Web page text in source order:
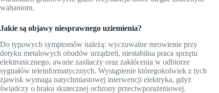
wahaniom.
Jakie są objawy niesprawnego uziemienia?
Do typowych symptomów należą: wyczuwalne mrowienie przy
dotyku metalowych obudów urządzeń, niestabilna praca sprzętu
elektronicznego, awarie zasilaczy oraz zakłócenia w odbiorze
sygnałów teleinformatycznych. Wystąpienie któregokolwiek z tych
zjawisk wymaga natychmiastowej interwencji elektryka, gdyż
świadczy o braku skutecznej ochrony przeciwporażeniowej.